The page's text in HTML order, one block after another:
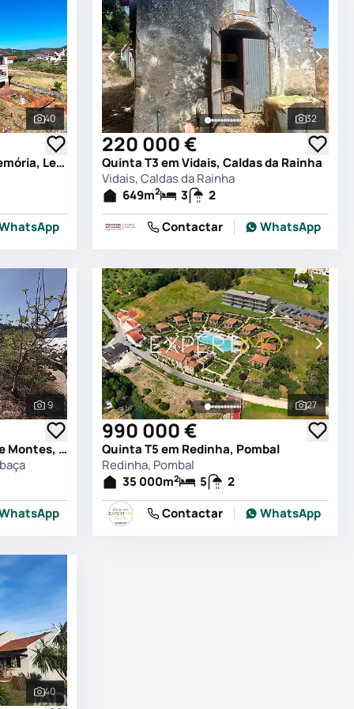
Ver todas as fotografias
40
Quinta T6 em Colmeias e Memória, Leiria
Ver
32
220 000 €
Quinta T3 em Vidais, Caldas da Rainha
Vidais, Caldas da Rainha
649m2 3
2
Contactar
WhatsApp
Ver todas as fotografias
9
Quinta T0 em Coz, Alpedriz e Montes, Alcobaça
Ver
27
990 000 €
Quinta T5 em Redinha, Pombal
Redinha, Pombal
35 000m2 5
2
Contactar
WhatsApp
Ver todas as fotografias
40